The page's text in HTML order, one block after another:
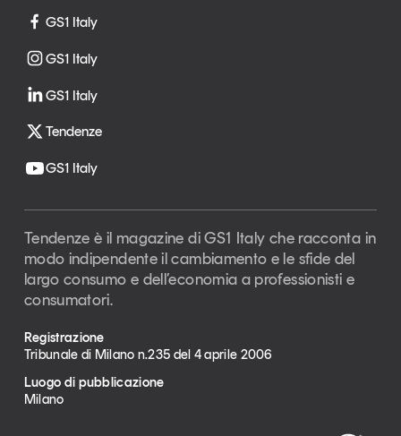
GS1 Italy
GS1 Italy
GS1 Italy
Tendenze
GS1 Italy
Tendenze è il magazine di GS1 Italy che racconta in
modo indipendente il cambiamento e le sfide del
largo consumo e dell’economia a professionisti e
consumatori.
Registrazione
Tribunale di Milano n.235 del 4 aprile 2006
Luogo di pubblicazione
Milano